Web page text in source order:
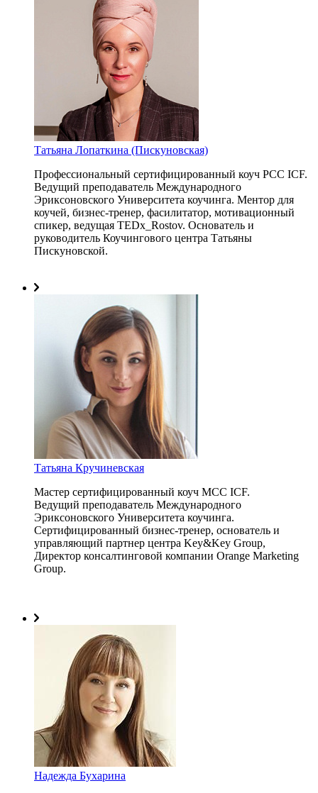
Татьяна Лопаткина (Пискуновская)
Профессиональный сертифицированный коуч PCC ICF.
Ведущий преподаватель Международного
Эриксоновского Университета коучинга. Ментор для
коучей, бизнес-тренер, фасилитатор, мотивационный
спикер, ведущая ТEDх_Rostov. Основатель и
руководитель Коучингового центра Татьяны
Пискуновской.
Татьяна Кручиневская
Мастер сертифицированный коуч МCC ICF.
Ведущий преподаватель Международного
Эриксоновского Университета коучинга.
Сертифицированный бизнес-тренер, основатель и
управляющий партнер центра Key&Key Group,
Директор консалтинговой компании Orange Marketing
Group.
Надежда Бухарина